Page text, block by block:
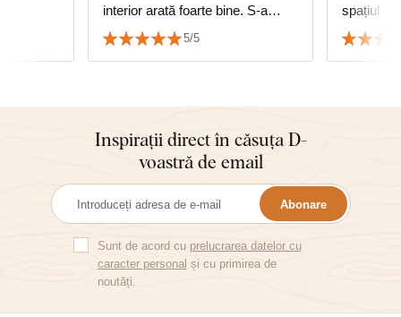
interior arată foarte bine. S-a
reușit să se potrivească cu
decorul podelei.
5/5
spațiul
Inspirații direct în căsuța D-
voastră de email
Abonare
Sunt de acord cu prelucrarea datelor cu
caracter personal și cu primirea de
noutăți.